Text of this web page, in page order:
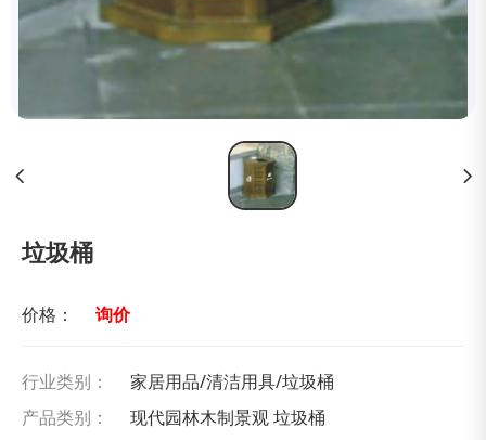
垃圾桶
价格： 询价
行业类别：
家居用品/清洁用具/垃圾桶
产品类别：
现代园林木制景观 垃圾桶